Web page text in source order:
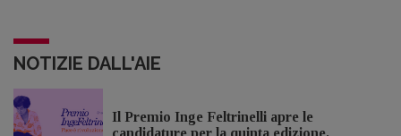
NOTIZIE DALL'AIE
Il Premio Inge Feltrinelli apre le
candidature per la quinta edizione,